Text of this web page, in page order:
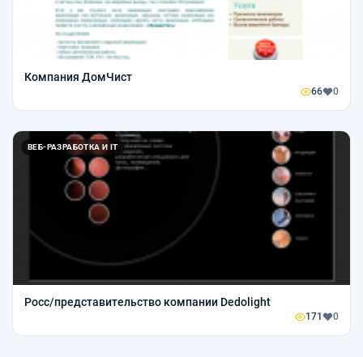
Компания ДомЧист
66 0
ВЕБ-РАЗРАБОТКА И IT
Росс/представительство компании Dedolight
171 0